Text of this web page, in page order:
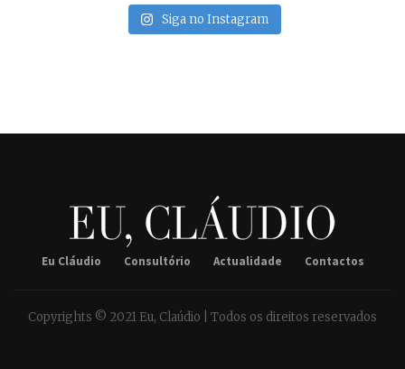
Siga no Instagram
Eu Cláudio Consultório Actualidade Contactos
Copyrights © 2021 Eu, Claúdio | Todos os direitos reservados